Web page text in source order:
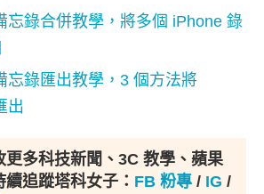
忘錄合併教學，將多個 iPhone 錄
忘錄匯出教學，3 個方法將
出
更多科技新聞、3C 教學、蘋果
追蹤塔科女子： FB 粉專 / IG /